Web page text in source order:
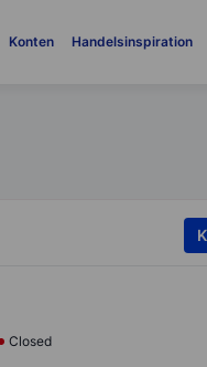
Konten Handelsinspiration
Closed